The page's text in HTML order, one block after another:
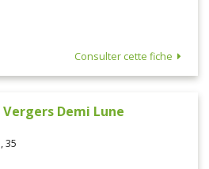
Consulter cette fiche
Demi Lune
35